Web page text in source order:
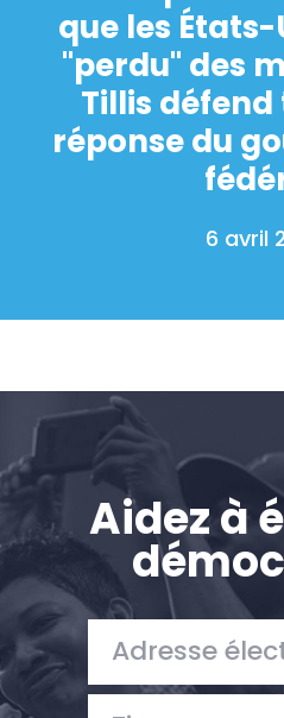
que les
"perdu" des
Tillis
réponse du
6 avril
Aidez à